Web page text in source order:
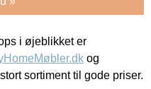
i øjeblikket er
og
sortiment til gode priser.